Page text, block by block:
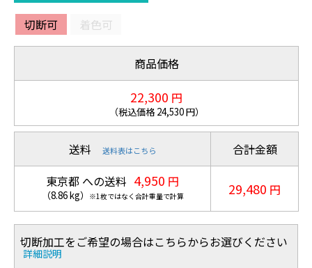
切断可 着色可
商品価格
22,300 円
（税込価格24,530円）
送料 送料表はこちら
東京都 への送料 4,950 円
（8.86kg） ※1枚ではなく合計重量で計算
合計金額
29,480 円
切断加工をご希望の場合はこちらからお選びください
詳細説明